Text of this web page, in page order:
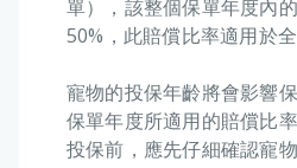
單），該整個保單年度內
50%，此賠償比率適用於
寵物的投保年齡將會影響
保單年度所適用的賠償比
投保前，應先仔細確認寵